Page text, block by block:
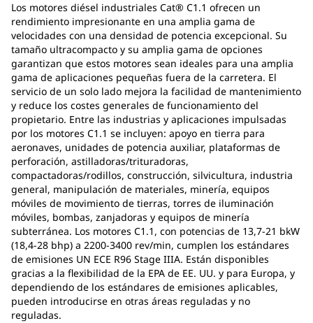
Los motores diésel industriales Cat® C1.1 ofrecen un
rendimiento impresionante en una amplia gama de
velocidades con una densidad de potencia excepcional. Su
tamaño ultracompacto y su amplia gama de opciones
garantizan que estos motores sean ideales para una amplia
gama de aplicaciones pequeñas fuera de la carretera. El
servicio de un solo lado mejora la facilidad de mantenimiento
y reduce los costes generales de funcionamiento del
propietario. Entre las industrias y aplicaciones impulsadas
por los motores C1.1 se incluyen: apoyo en tierra para
aeronaves, unidades de potencia auxiliar, plataformas de
perforación, astilladoras/trituradoras,
compactadoras/rodillos, construcción, silvicultura, industria
general, manipulación de materiales, minería, equipos
móviles de movimiento de tierras, torres de iluminación
móviles, bombas, zanjadoras y equipos de minería
subterránea. Los motores C1.1, con potencias de 13,7-21 bkW
(18,4-28 bhp) a 2200-3400 rev/min, cumplen los estándares
de emisiones UN ECE R96 Stage IIIA. Están disponibles
gracias a la flexibilidad de la EPA de EE. UU. y para Europa, y
dependiendo de los estándares de emisiones aplicables,
pueden introducirse en otras áreas reguladas y no
reguladas.